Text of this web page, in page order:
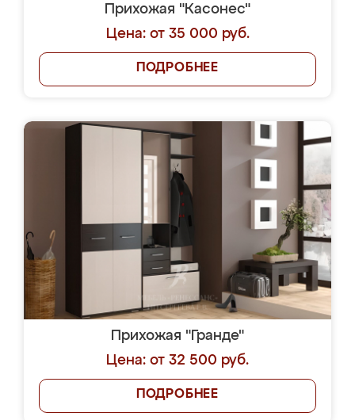
Прихожая "Касонес"
Цена: от 35 000 руб.
ПОДРОБНЕЕ
Прихожая "Гранде"
Цена: от 32 500 руб.
ПОДРОБНЕЕ